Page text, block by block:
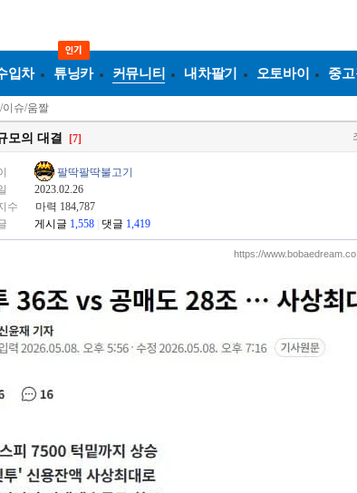
입차 튜닝카 커뮤니티 내차팔기 오토바이 중
이슈/움짤
모의 대결 [7]
팔딱팔딱불고기
2023.02.26
수
마력 184,787
게시글 1,558 댓글 1,419
https://